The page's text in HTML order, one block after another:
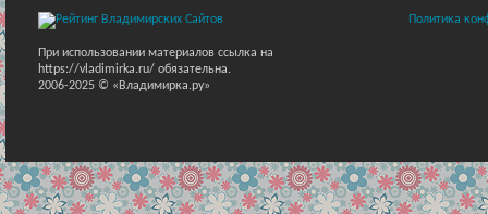
При использовании материалов ссылка на
https://vladimirka.ru/ обязательна.
2006-2025 © «Владимирка.ру»
Политика